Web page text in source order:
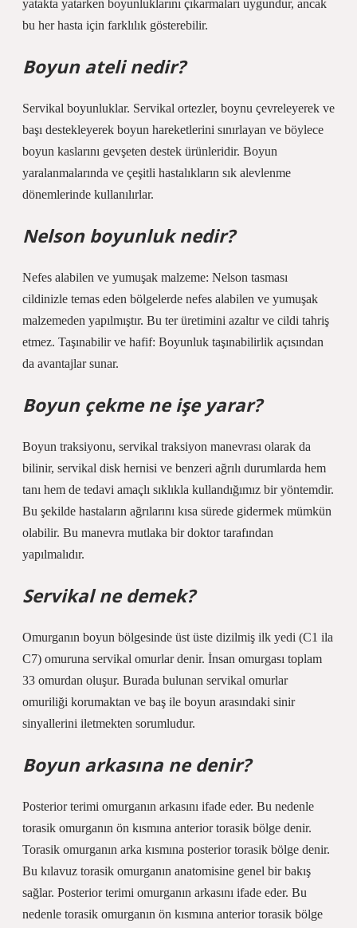
yatakta yatarken boyunluklarını çıkarmaları uygundur, ancak
bu her hasta için farklılık gösterebilir.
Boyun ateli nedir?
Servikal boyunluklar. Servikal ortezler, boynu çevreleyerek ve
başı destekleyerek boyun hareketlerini sınırlayan ve böylece
boyun kaslarını gevşeten destek ürünleridir. Boyun
yaralanmalarında ve çeşitli hastalıkların sık alevlenme
dönemlerinde kullanılırlar.
Nelson boyunluk nedir?
Nefes alabilen ve yumuşak malzeme: Nelson tasması
cildinizle temas eden bölgelerde nefes alabilen ve yumuşak
malzemeden yapılmıştır. Bu ter üretimini azaltır ve cildi tahriş
etmez. Taşınabilir ve hafif: Boyunluk taşınabilirlik açısından
da avantajlar sunar.
Boyun çekme ne işe yarar?
Boyun traksiyonu, servikal traksiyon manevrası olarak da
bilinir, servikal disk hernisi ve benzeri ağrılı durumlarda hem
tanı hem de tedavi amaçlı sıklıkla kullandığımız bir yöntemdir.
Bu şekilde hastaların ağrılarını kısa sürede gidermek mümkün
olabilir. Bu manevra mutlaka bir doktor tarafından
yapılmalıdır.
Servikal ne demek?
Omurganın boyun bölgesinde üst üste dizilmiş ilk yedi (C1 ila
C7) omuruna servikal omurlar denir. İnsan omurgası toplam
33 omurdan oluşur. Burada bulunan servikal omurlar
omuriliği korumaktan ve baş ile boyun arasındaki sinir
sinyallerini iletmekten sorumludur.
Boyun arkasına ne denir?
Posterior terimi omurganın arkasını ifade eder. Bu nedenle
torasik omurganın ön kısmına anterior torasik bölge denir.
Torasik omurganın arka kısmına posterior torasik bölge denir.
Bu kılavuz torasik omurganın anatomisine genel bir bakış
sağlar. Posterior terimi omurganın arkasını ifade eder. Bu
nedenle torasik omurganın ön kısmına anterior torasik bölge